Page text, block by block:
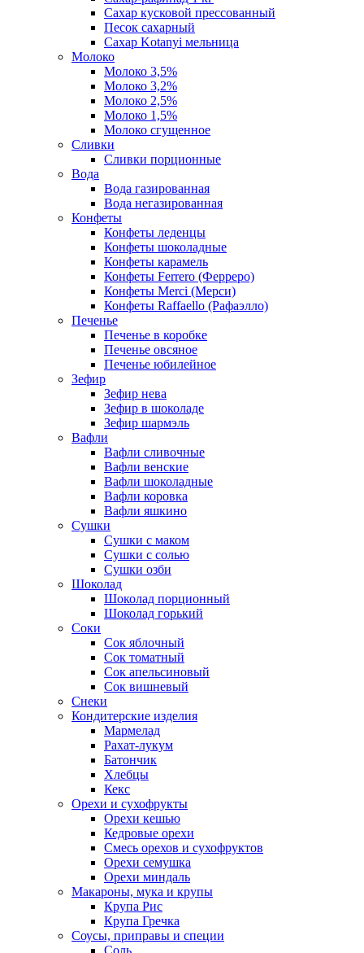
Сахар кусковой прессованный
Песок сахарный
Сахар Kotanyi мельница
Молоко
Молоко 3,5%
Молоко 3,2%
Молоко 2,5%
Молоко 1,5%
Молоко сгущенное
Сливки
Сливки порционные
Вода
Вода газированная
Вода негазированная
Конфеты
Конфеты леденцы
Конфеты шоколадные
Конфеты карамель
Конфеты Ferrero (Ферреро)
Конфеты Merci (Мерси)
Конфеты Raffaello (Рафаэлло)
Печенье
Печенье в коробке
Печенье овсяное
Печенье юбилейное
Зефир
Зефир нева
Зефир в шоколаде
Зефир шармэль
Вафли
Вафли сливочные
Вафли венские
Вафли шоколадные
Вафли коровка
Вафли яшкино
Сушки
Сушки с маком
Сушки с солью
Сушки озби
Шоколад
Шоколад порционный
Шоколад горький
Соки
Сок яблочный
Сок томатный
Сок апельсиновый
Сок вишневый
Снеки
Кондитерские изделия
Мармелад
Рахат-лукум
Батончик
Хлебцы
Кекс
Орехи и сухофрукты
Орехи кешью
Кедровые орехи
Смесь орехов и сухофруктов
Орехи семушка
Орехи миндаль
Макароны, мука и крупы
Крупа Рис
Крупа Гречка
Соусы, приправы и специи
Соль